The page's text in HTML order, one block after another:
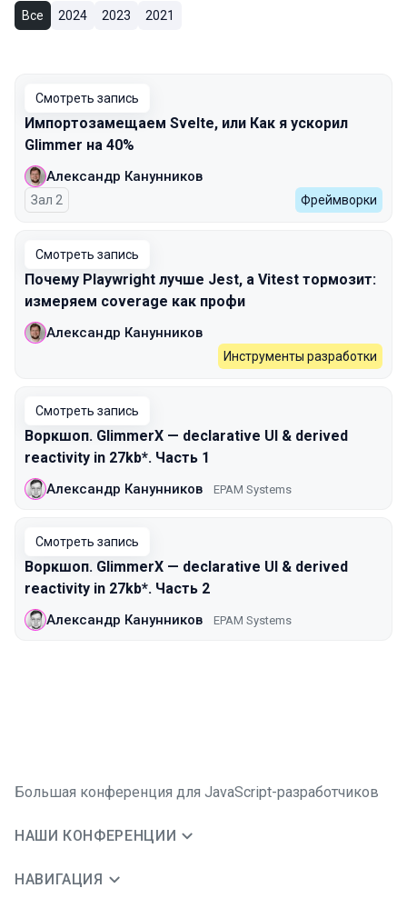
Все 2024 2023 2021
Смотреть запись
Импортозамещаем Svelte, или Как я ускорил
Glimmer на 40%
Александр Канунников
Зал 2 Фреймворки
Смотреть запись
Почему Playwright лучше Jest, а Vitest тормозит:
измеряем coverage как профи
Александр Канунников
Инструменты разработки
Смотреть запись
Воркшоп. GlimmerX — declarative UI & derived
reactivity in 27kb*. Часть 1
Александр Канунников EPAM Systems
Смотреть запись
Воркшоп. GlimmerX — declarative UI & derived
reactivity in 27kb*. Часть 2
Александр Канунников EPAM Systems
Большая конференция для JavaScript-разработчиков
НАШИ КОНФЕРЕНЦИИ
НАВИГАЦИЯ